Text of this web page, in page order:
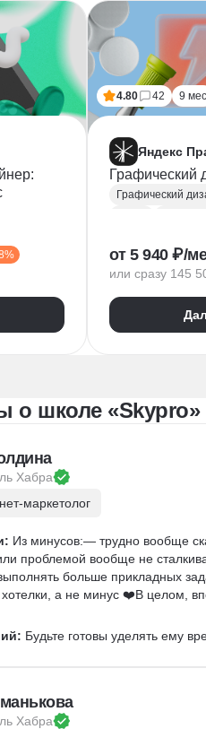
Верстка полиграфической продукции
Разработка фирменного стиля
4.80 42 9 мес
Яндекс
Графический
Графический
Типографика
Векторная
Презентации
от 5 940 ₽/
или сразу 145
о школе «Skypro»
Хабра
маркетолог
Из минусов:— трудно вообще
проблемой вообще не
выполнять больше прикладных
а не минус ❤️В целом,
Будьте готовы уделять ему
Хабра